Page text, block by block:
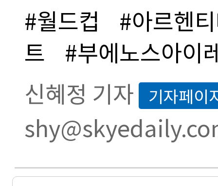
#월드컵
#아르헨
트
#부에노스아이
신혜정 기자
기자페이